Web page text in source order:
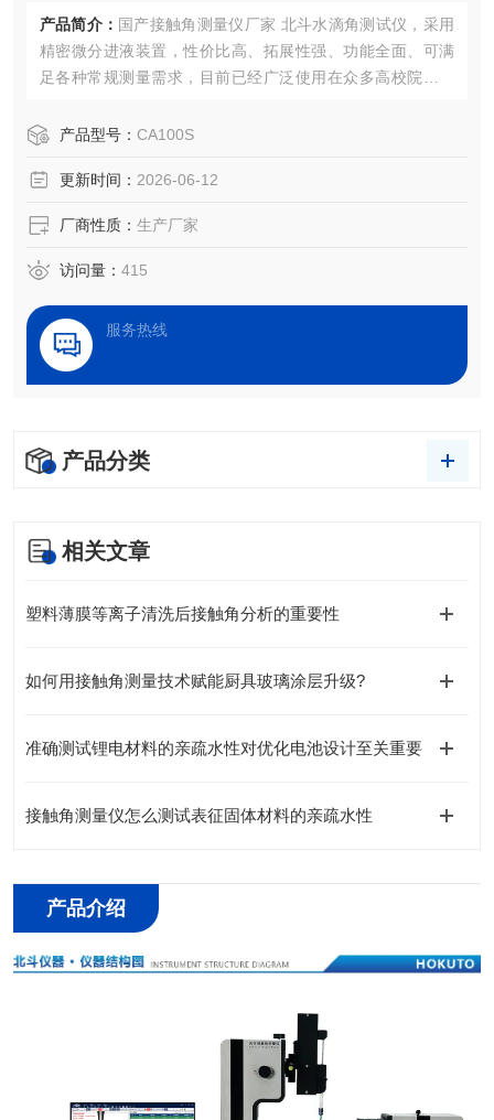
产品简介： 国产接触角测量仪厂家 北斗水滴角测试仪，采用
精密微分进液装置，性价比高、拓展性强、功能全面、可满
足各种常规测量需求，目前已经广泛使用在众多高校院所及
产品型号： CA100S
更新时间： 2026-06-12
厂商性质： 生产厂家
访问量： 415
服务热线
产品分类
相关文章
塑料薄膜等离子清洗后接触角分析的重要性
如何用接触角测量技术赋能厨具玻璃涂层升级?
准确测试锂电材料的亲疏水性对优化电池设计至关重要
接触角测量仪怎么测试表征固体材料的亲疏水性
产品介绍